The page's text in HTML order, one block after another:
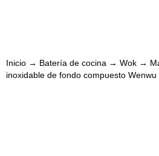
Inicio → Batería de cocina → Wok →
inoxidable de fondo compuesto